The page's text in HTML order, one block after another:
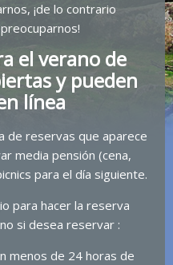
¡de lo contrario
el verano de
y pueden
línea
de reservas que aparece
media pensión (cena,
para el día siguiente.
para hacer la reserva
si desea reservar :
menos de 24 horas de